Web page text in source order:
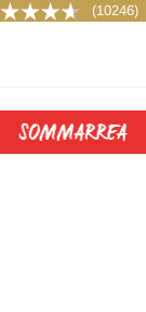
(10246)
LOGGA IN